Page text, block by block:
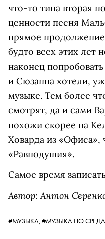
что-то типа вторая
ценности песня
прямое
будто всех этих лет
наконец
и Сюзанна хотели,
музыке. Тем более
смотрят, да и сами
похожи скорее на
Ховарда из «Офиса»,
«Равнодушия».
Самое время
Автор: Антон
#МУЗЫКА, #МУЗЫКА ПО